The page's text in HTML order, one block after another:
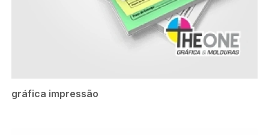
gráfica impressão